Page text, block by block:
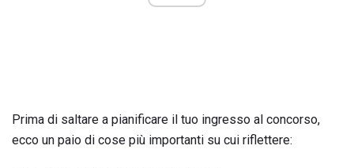
Prima di saltare a pianificare il tuo ingresso al concorso,
ecco un paio di cose più importanti su cui riflettere: